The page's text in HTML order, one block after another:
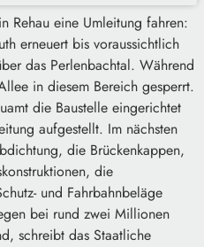
Rehau eine Umleitung fahren:
erneuert bis voraussichtlich
das Perlenbachtal. Während
in diesem Bereich gesperrt.
die Baustelle eingerichtet
aufgestellt. Im nächsten
die Brückenkappen,
die
und Fahrbahnbeläge
bei rund zwei Millionen
schreibt das Staatliche